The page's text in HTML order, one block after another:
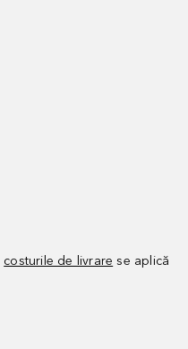
costurile de livrare se aplică